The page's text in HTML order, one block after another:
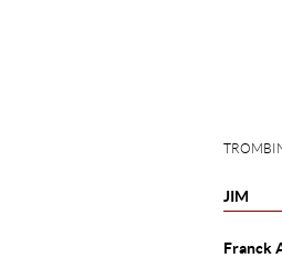
JIM
Franck